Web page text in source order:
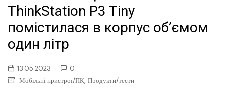
ThinkStation P3 Tiny
помістилася в корпус об’ємом
один літр
13.05.2023
0
Мобільні пристрої/ПК, Продукти/тести